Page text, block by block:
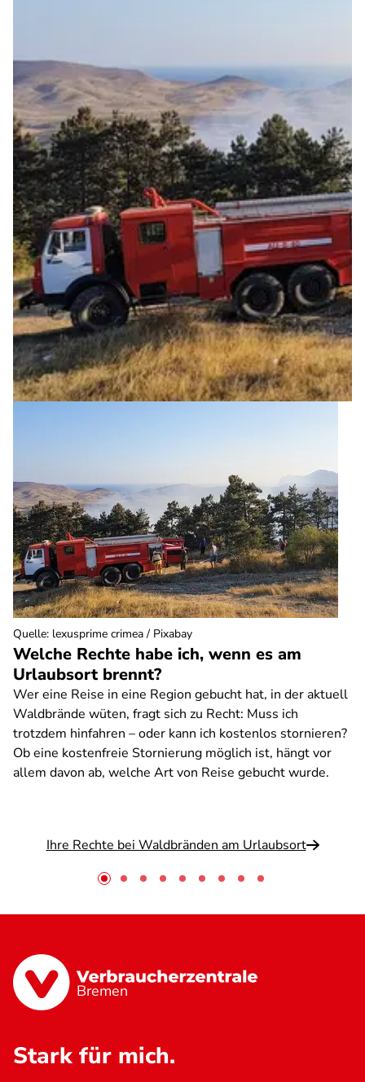
Welche Rechte habe ich, wenn es am
Urlaubsort brennt?
Wer eine Reise in eine Region gebucht hat, in der aktuell
Waldbrände wüten, fragt sich zu Recht: Muss ich
trotzdem hinfahren – oder kann ich kostenlos stornieren?
Ob eine kostenfreie Stornierung möglich ist, hängt vor
allem davon ab, welche Art von Reise gebucht wurde.
Ihre Rechte bei Waldbränden am Urlaubsort
Quelle: lexusprime crimea / Pixabay
Bremen
Stark für mich.